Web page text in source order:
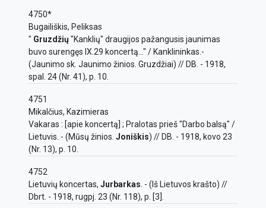
4750*
Bugailiškis, Peliksas
" Gruzdžių"Kanklių" draugijos pažangusis jaunimas
buvo surengęs IX.29 koncertą…" / Kanklininkas.-
(Jaunimo sk. Jaunimo žinios. Gruzdžiai) // DB. - 1918,
spal. 24 (Nr. 41), p. 10.
4751
Mikalčius, Kazimieras
Vakaras : [apie koncertą] ; Pralotas prieš "Darbo balsą" /
Lietuvis. - (Mūsų žinios. Joniškis) // DB. - 1918, kovo 23
(Nr. 13), p. 10.
4752
Lietuvių koncertas, Jurbarkas . - (Iš Lietuvos krašto) //
Dbrt. - 1918, rugpj. 23 (Nr. 118), p. [3].